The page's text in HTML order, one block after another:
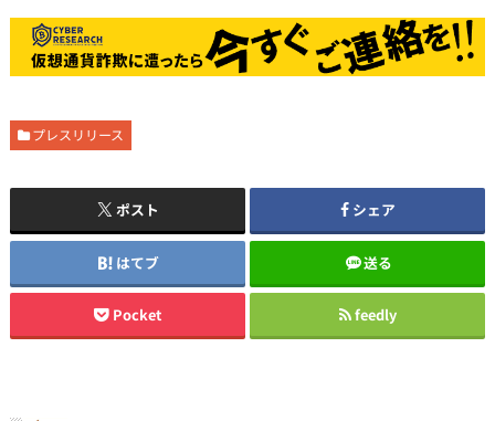
プレスリリース
ポスト シェア
はてブ 送る
Pocket feedly